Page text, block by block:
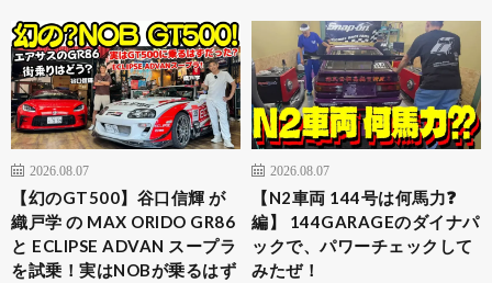
2026.08.07
【幻のGT500】谷口信輝 が
織戸学 の MAX ORIDO GR86
と ECLIPSE ADVAN スープラ
を試乗！実はNOBが乗るはず
2026.08.07
【N2車両 144号は何馬力❓
編】 144GARAGEのダイナパ
ックで、パワーチェックして
みたぜ！